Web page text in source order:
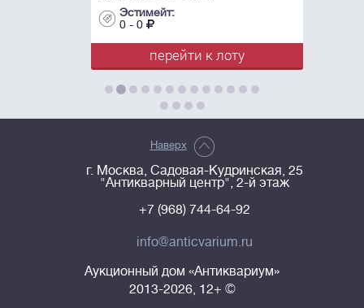
Эстимейт:
0 - 0
перейти к лоту
Наверх
г. Москва, Садовая-Кудринская, 25
"Антикварный центр", 2-й этаж
+7 (968) 744-64-92
info@anticvarium.ru
Аукционный дом «Антиквариум»
2013-2026, 12+ ©